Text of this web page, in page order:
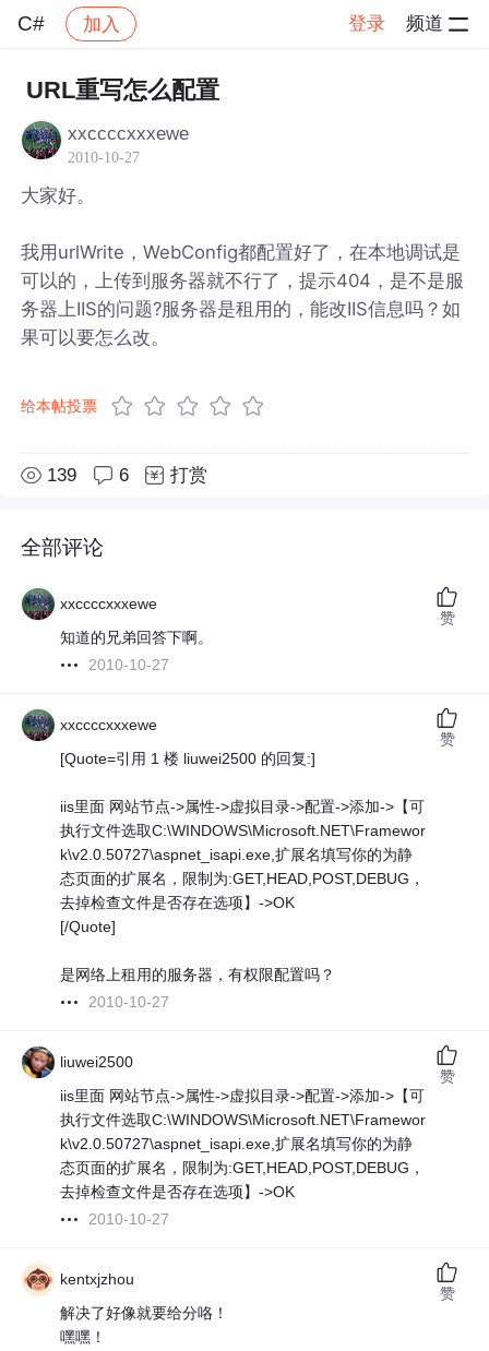
C# 加入 登录 频道
社区 C# 帖子详情
URL重写怎么配置
xxccccxxxewe
2010-10-27
大家好。
我用urlWrite，WebConfig都配置好了，在本地调试是
可以的，上传到服务器就不行了，提示404，是不是服
务器上IIS的问题?服务器是租用的，能改IIS信息吗？如
果可以要怎么改。
给本帖投票
139 6 打赏
全部评论
xxccccxxxewe
知道的兄弟回答下啊。
2010-10-27
赞
xxccccxxxewe
[Quote=引用 1 楼 liuwei2500 的回复:]
iis里面 网站节点->属性->虚拟目录->配置->添加->【可
执行文件选取C:\WINDOWS\Microsoft.NET\Framewor
k\v2.0.50727\aspnet_isapi.exe,扩展名填写你的为静
态页面的扩展名，限制为:GET,HEAD,POST,DEBUG，
去掉检查文件是否存在选项】->OK
[/Quote]
是网络上租用的服务器，有权限配置吗？
2010-10-27
赞
liuwei2500
iis里面 网站节点->属性->虚拟目录->配置->添加->【可
执行文件选取C:\WINDOWS\Microsoft.NET\Framewor
k\v2.0.50727\aspnet_isapi.exe,扩展名填写你的为静
态页面的扩展名，限制为:GET,HEAD,POST,DEBUG，
去掉检查文件是否存在选项】->OK
2010-10-27
赞
kentxjzhou
解决了好像就要给分咯！
嘿嘿！
赞